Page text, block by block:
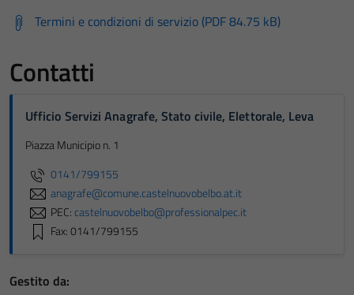
Termini e condizioni di servizio (PDF 84.75 kB)
Contatti
Ufficio Servizi Anagrafe, Stato civile, Elettorale, Leva
Piazza Municipio n. 1
0141/799155
anagrafe@comune.castelnuovobelbo.at.it
PEC:castelnuovobelbo@professionalpec.it
Fax: 0141/799155
Gestito da: